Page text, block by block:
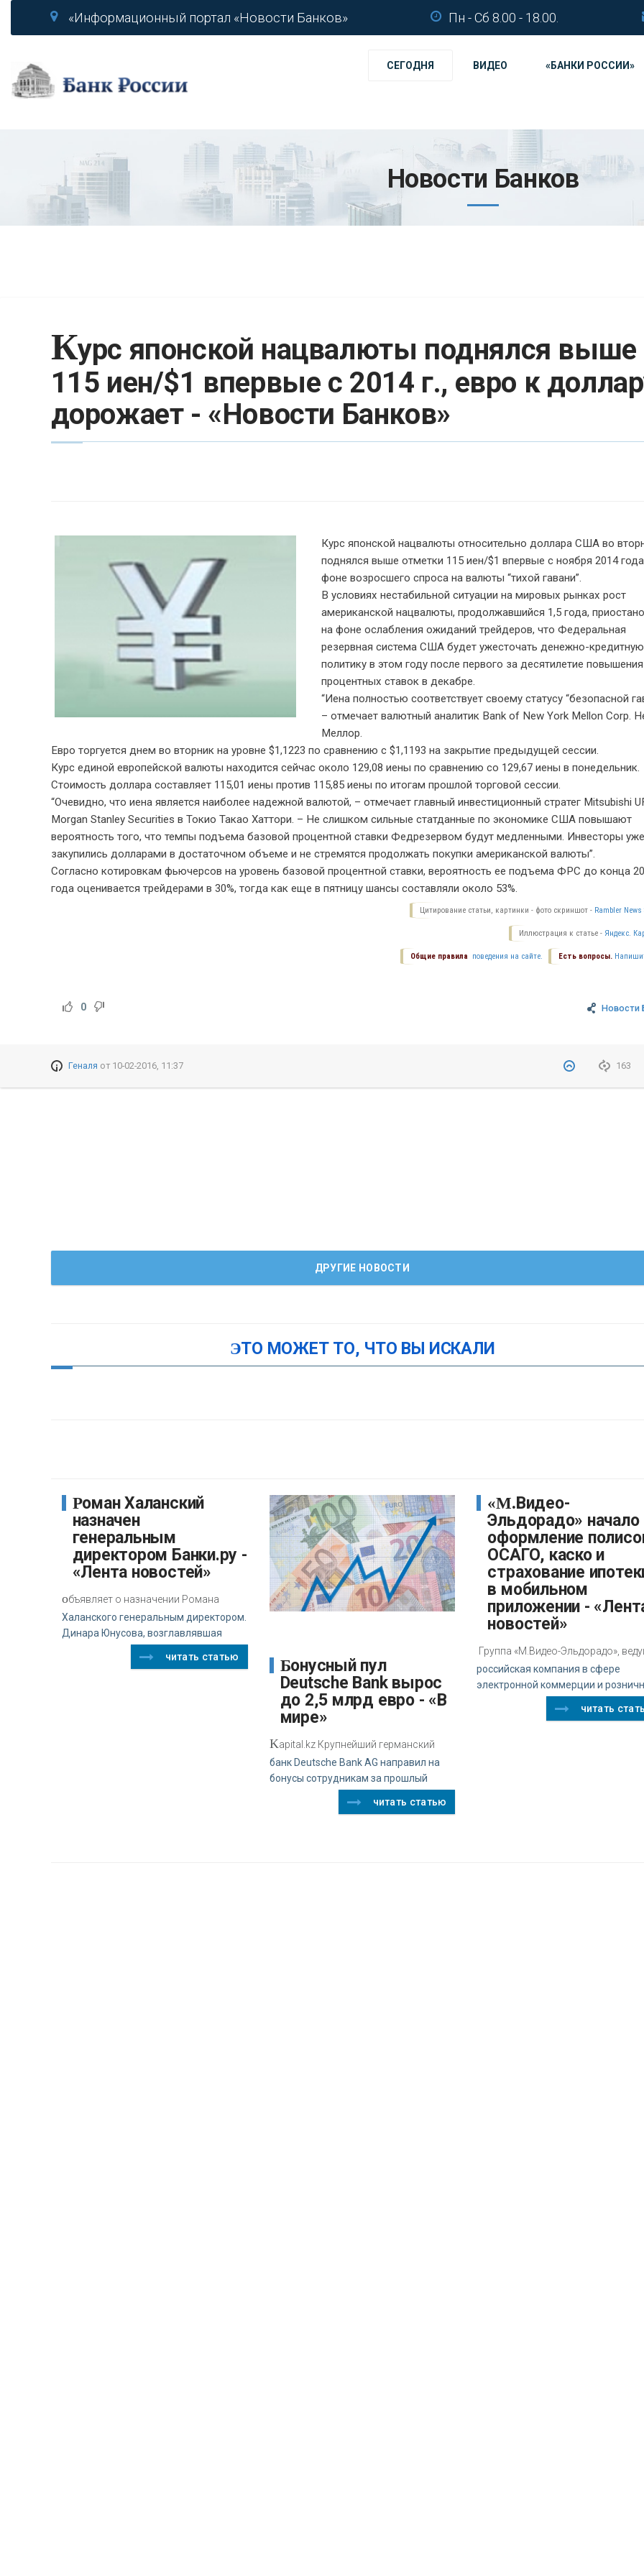
«Информационный портал «Новости Банков» Пн - Сб 8.00 - 18.00.
СЕГОДНЯ ВИДЕО «БАНКИ РОССИИ»
Новости Банков
Курс японской нацвалюты поднялся выше
115 иен/$1 впервые с 2014 г., евро к
дорожает - «Новости Банков»
Курс японской нацвалюты относительно доллараСША во
поднялся выше отметки 115 иен/$1 впервые с ноября 2014
фоне возросшего спроса на валюты “тихой гавани”.
В условиях нестабильной ситуации на мировых рынках рост
американской нацвалюты, продолжавшийся 1,5 года,
на фоне ослабления ожиданий трейдеров, что Федеральная
резервная системаСША будет ужесточать денежно-кредитную
политику в этом году после первого за десятилетие повышения
процентных ставок в декабре.
“Иена полностью соответствует своему статусу “безопасной
– отмечает валютный аналитик Bank of New York Mellon Corp.
Меллор.
Евро торгуется днем во вторник на уровне $1,1223 по сравнению с $1,1193 на закрытие предыдущей сессии.
Курс единой европейской валюты находится сейчас около 129,08 иены по сравнению со 129,67 иены в понедельник.
Стоимость доллара составляет 115,01 иены против 115,85 иены по итогам прошлой торговой сессии.
“Очевидно, что иена является наиболее надежной валютой, – отмечает главный инвестиционный стратег Mitsubishi
Morgan Stanley Securities в Токио Такао Хаттори. – Не слишком сильные статданные по экономике СШАповышают
вероятность того, что темпы подъема базовой процентной ставки Федрезервом будут медленными. Инвесторы уже
закупились долларами в достаточном объеме и не стремятся продолжать покупки американской валюты”.
Согласно котировкам фьючерсов на уровень базовой процентной ставки, вероятность ее подъема ФРС до конца
года оценивается трейдерами в 30%, тогда как еще в пятницу шансы составляли около 53%.
Цитирование статьи, картинки - фото скриншот - Rambler News
Иллюстрация к статье - Яндекс.
Есть вопросы.
Общие правила поведения на сайте.
Новости
0
163
Геналя от 10-02-2016, 11:37
ДРУГИЕ НОВОСТИ
ЭТО МОЖЕТ ТО, ЧТО ВЫ ИСКАЛИ
Роман Халанский
назначен
генеральным
директором Банки.ру -
«Лента новостей»
объявляет о назначении Романа
Халанского генеральным директором.
Динара Юнусова, возглавлявшая
читать статью Бонусный пул
Deutsche Bank вырос
до 2,5 млрд евро - «В
мире»
Kapital.kz Крупнейший германский
банк Deutsche Bank AG направил на
бонусы сотрудникам за прошлый
читать статью
«М.Видео-
Эльдорадо» начало
оформление
ОСАГО, каско и
страхование
в мобильном
приложении -
новостей»
Группа «М.Видео-Эльдорадо»,
российская компания в сфере
электронной коммерции и
читать